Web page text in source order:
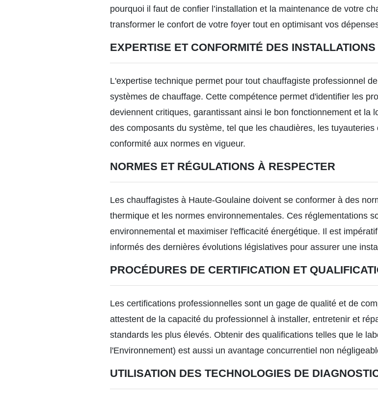
pourquoi il faut de confier l’installation et la maintenance de votre
transformer le confort de votre foyer tout en optimisant vos
EXPERTISE ET CONFORMITÉ DES
L'expertise technique permet pour tout chauffagiste professionnel
systèmes de chauffage. Cette compétence permet d'identifier les
deviennent critiques, garantissant ainsi le bon fonctionnement et la
des composants du système, tel que les chaudières, les
conformité aux normes en vigueur.
NORMES ET RÉGULATIONS À RESPECTER
Les chauffagistes à Haute-Goulaine doivent se conformer à des
thermique et les normes environnementales. Ces réglementations
environnemental et maximiser l'efficacité énergétique. Il est
informés des dernières évolutions législatives pour assurer une
PROCÉDURES DE CERTIFICATION ET
Les certifications professionnelles sont un gage de qualité et de
attestent de la capacité du professionnel à installer, entretenir et
standards les plus élevés. Obtenir des qualifications telles que le
l'Environnement) est aussi un avantage concurrentiel non
UTILISATION DES TECHNOLOGIES DE